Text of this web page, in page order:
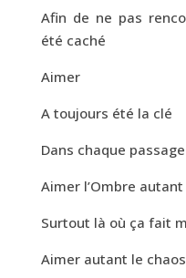
Afin de ne pas
été caché
Aimer
A toujours été la clé
Dans chaque
Aimer l’Ombre
Surtout là où ça fait
Aimer autant le